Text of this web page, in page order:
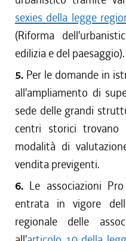
sexies della legge
(Riforma
edilizia e del paesaggio).
5. Per le domande in
all'ampliamento di
sede delle grandi
centri storici
modalità di
vendita previgenti.
6. Le associazioni
entrata in vigore
regionale delle